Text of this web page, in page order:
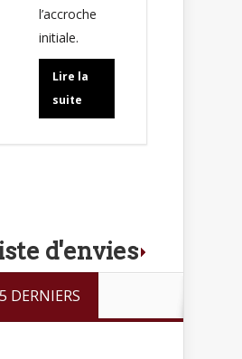
l’accroche
initiale.
Lire la
suite
d'envies
5 DERNIERS